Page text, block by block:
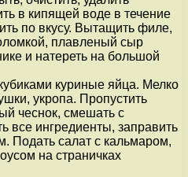
в кипящей воде в течение
по вкусу. Вытащить филе,
плавленый сыр
и натереть на большой
куриные яйца. Мелко
укропа. Пропустить
чеснок, смешать с
все ингредиенты, заправить
Подать салат с кальмаром,
на страничках